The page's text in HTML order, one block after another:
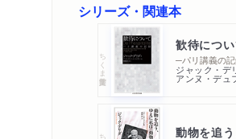
シリーズ・関連本
ちくま学芸文庫
歓待につ
─パリ講義の
ジャック・デ
アンヌ・デュ